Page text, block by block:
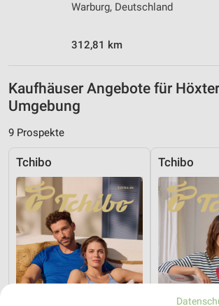
Warburg, Deutschland
312,81 km
Kaufhäuser Angebote für
Umgebung
9 Prospekte
Tchibo Tchibo